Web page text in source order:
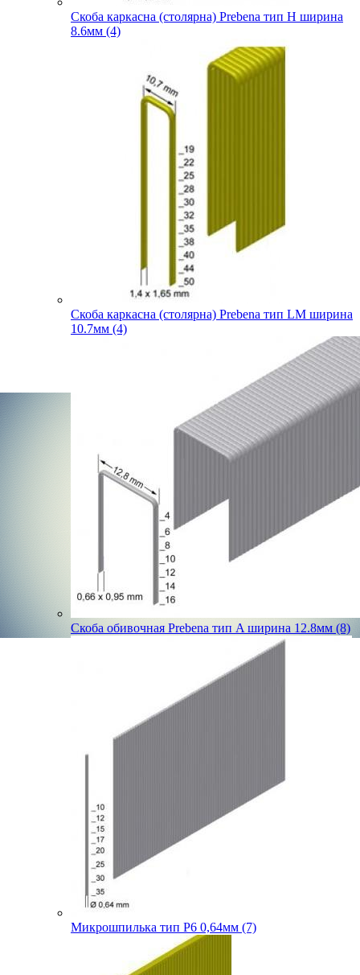
Скоба каркасна (столярна) Prebena тип H ширина
8.6мм (4)
Скоба каркасна (столярна) Prebena тип LM ширина
10.7мм (4)
Скоба обивочная Prebena тип A ширина 12.8мм (8)
Микрошпилька тип P6 0,64мм (7)